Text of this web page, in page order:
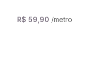
R$ 59,90 /metro